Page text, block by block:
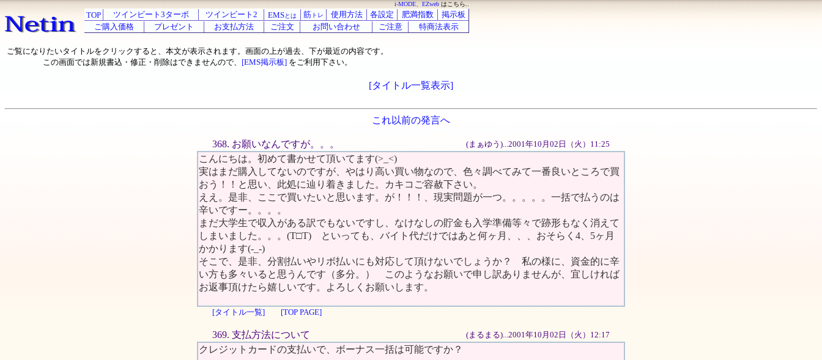
i-MODE、EZweb はこちら..
TOP ツインビート3ターボ ツインビート2 EMSとは 筋 トレ 使用方法 各設定 肥満指数
掲示板
ご購入価格
プレゼント お支払方法 ご注文 お問い合わせ ご注意 特商法表示
ご覧になりたいタイトルをクリックすると、本文が表示されます。画面の上が過去、下が最近の内容です。
この画面では新規書込・修正・削除はできませんので、 [EMS掲示板] をご利用下さい。
[タイトル一覧表示]
これ以前の発言へ
368. お願いなんですが。。。 (まぁゆう)...2001年10月02日（火）11:25
こんにちは。初めて書かせて頂いてます(>_<)
実はまだ購入してないのですが、やはり高い買い物なので、色々調べてみて一番良いところで買
おう！！と思い、此処に辿り着きました。カキコご容赦下さい。
ええ。是非、ここで買いたいと思います。が！！！、現実問題が一つ。。。。。一括で払うのは
辛いですー。。。。
まだ大学生で収入がある訳でもないですし、なけなしの貯金も入学準備等々で跡形もなく消えて
しまいました。。。(T□T) といっても、バイト代だけではあと何ヶ月、、、おそらく4、5ヶ月
かかります(-_-)
そこで、是非、分割払いやリボ払いにも対応して頂けないでしょうか？ 私の様に、資金的に辛
い方も多々いると思うんです（多分。） このようなお願いで申し訳ありませんが、宜しければ
お返事頂けたら嬉しいです。よろしくお願いします。
[タイトル一覧] [TOP PAGE]
369. 支払方法について (まるまる)...2001年10月02日（火）12:17
クレジットカードの支払いで、ボーナス一括は可能ですか？